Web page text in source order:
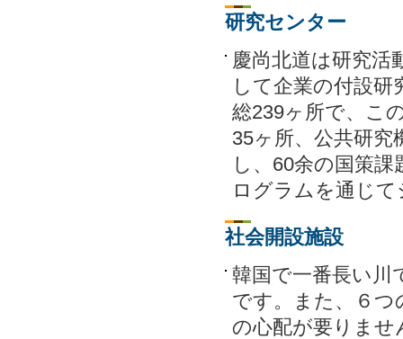
研究センター
慶尚北道は研究活
して企業の付設
総239ヶ所で、こ
35ヶ所、公共研
し、60余の国策
ログラムを通じ
社会開設施設
韓国で一番長い川
です。また、６つ
の心配が要りませ